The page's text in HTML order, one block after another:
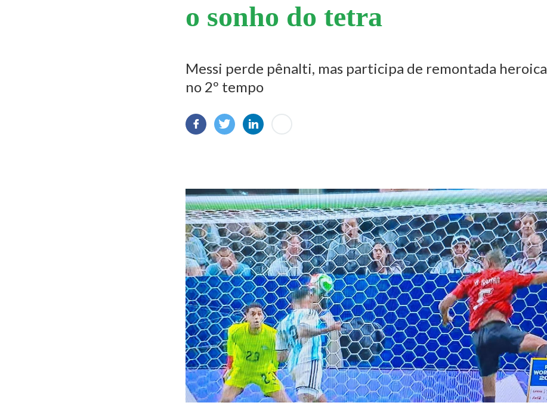
o sonho do tetra
Messi perde pênalti, mas participa de remontada heroica
no 2º tempo